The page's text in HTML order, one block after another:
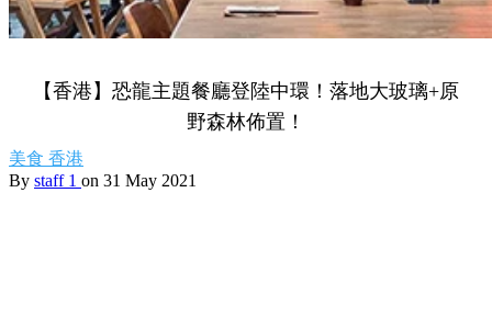
【香港】恐龍主題餐廳登陸中環！落地大玻璃+原
野森林佈置！
美食 香港
By staff 1 on 31 May 2021